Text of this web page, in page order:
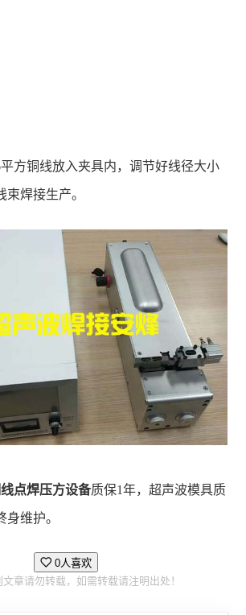
方铜线放入夹具内，调节好线径大小
焊接生产。
点焊压方设备质保1年，超声波模具质
维护。
0人喜欢
章请勿转载，如需转载请注明出处！